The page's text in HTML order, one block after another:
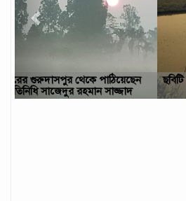
ছবিটি নওগাঁ জেলার রাণীনগর উপজেলার
ইউসুফ, নওগাঁ